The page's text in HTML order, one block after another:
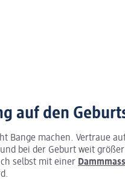
auf den
Bange machen. Vertraue
und bei der Geburt weit
selbst mit einer